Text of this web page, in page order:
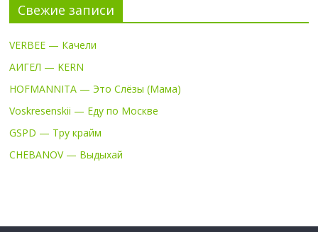
Свежие записи
VERBEE — Качели
АИГЕЛ — KERN
HOFMANNITA — Это Слёзы (Мама)
Voskresenskii — Еду по Москве
GSPD — Тру крайм
CHEBANOV — Выдыхай